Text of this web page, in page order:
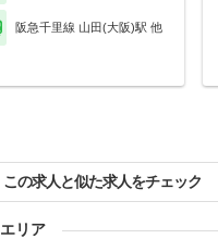
阪急千里線 山田(大阪)駅 他
この求人と似た求人をチェック
エリア